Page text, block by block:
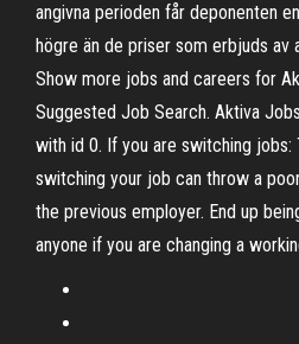
angivna perioden får deponenten
högre än de priser som erbjuds av
Show more jobs and careers for
Suggested Job Search. Aktiva
with id 0. If you are switching
switching your job can throw a
the previous employer. End up
anyone if you are changing a